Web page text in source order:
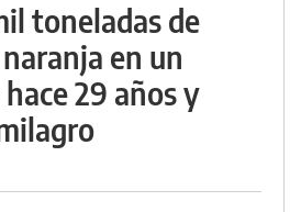
toneladas de
en un
29 años y